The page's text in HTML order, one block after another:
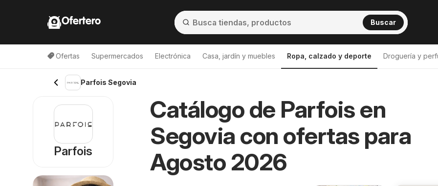
Ofertero Buscar
Ofertas Supermercados Electrónica Casa, jardín y muebles Ropa, calzado y deporte Droguería y
Parfois Segovia
Catálogo de Parfois en
Segovia con ofertas para
Agosto 2026
Parfois